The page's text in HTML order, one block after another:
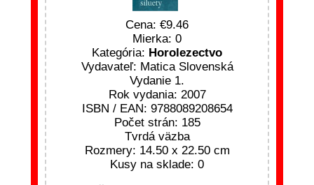
Cena:
9.46
Mierka: 0
Kategória: Horolezectvo
Vydavateľ: Matica Slovenská
Vydanie 1.
Rok vydania: 2007
ISBN / EAN: 9788089208654
Počet strán: 185
Tvrdá väzba
Rozmery: 14.50 x 22.50 cm
Kusy na sklade: 0